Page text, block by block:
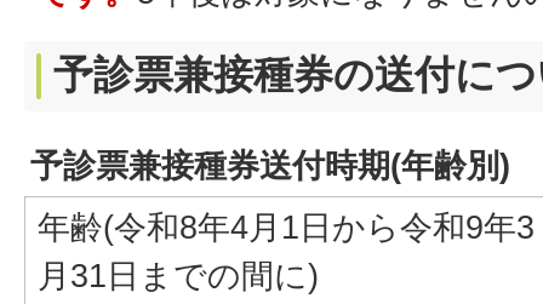
予診票兼接種券の送付に
予診票兼接種券送付時期(年齢別)
年齢(令和8年4月1日から令和9年3
月31日までの間に)